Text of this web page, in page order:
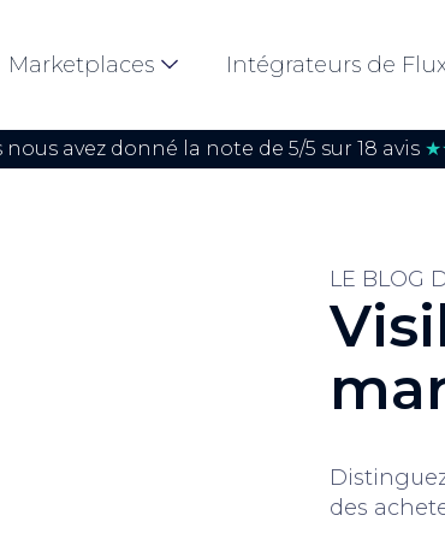
Marketplaces Intégrateurs de
nous avez donné la note de 5/5 sur 18 avis
LE BLOG
des